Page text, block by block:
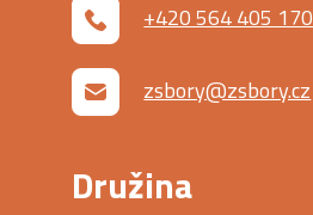
+420 564 405 170
zsbory@zsbory.cz
Družina